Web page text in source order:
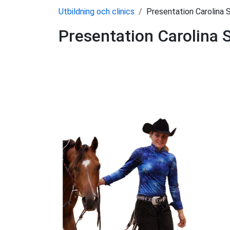
Utbildning och clinics Presentation Carolina
Presentation Carolina